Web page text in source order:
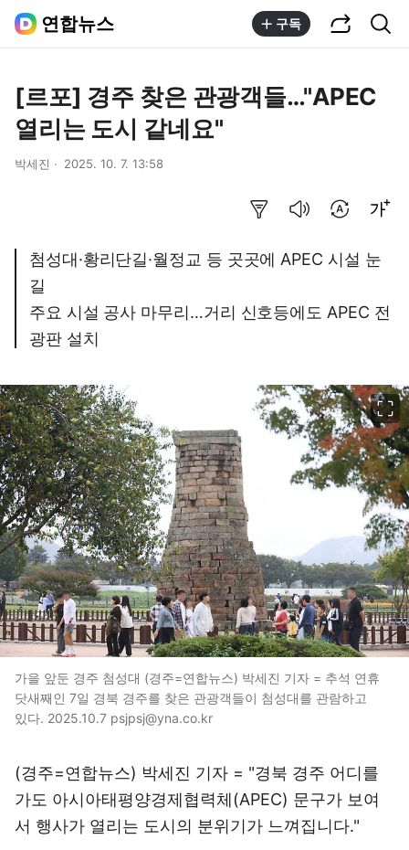
연합뉴스 구독
[르포] 경주 찾은 관광객들…"APEC
열리는 도시 같네요"
박세진 2025. 10. 7. 13:58
첨성대·황리단길·월정교 등 곳곳에 APEC 시설 눈
길
주요 시설 공사 마무리…거리 신호등에도 APEC 전
광판 설치
가을 앞둔 경주 첨성대 (경주=연합뉴스) 박세진 기자 = 추석 연휴
닷새째인 7일 경북 경주를 찾은 관광객들이 첨성대를 관람하고
있다. 2025.10.7 psjpsj@yna.co.kr
(경주=연합뉴스) 박세진 기자 = "경북 경주 어디를
가도 아시아태평양경제협력체(APEC) 문구가 보여
서 행사가 열리는 도시의 분위기가 느껴집니다."